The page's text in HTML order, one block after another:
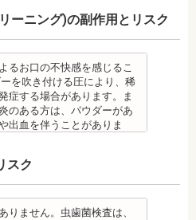
めなくなることがありま
、装置に引っかかるものが
あります。
ります。その際は歯科医師
矯正装置にかなりのストレ
ます。
するため、食べかすが詰ま
）
ると一旦、装置を取り外し
場合もあります。
きる矯正装置や補助装置の
ります。
下がる場合（歯肉退縮）が
っし：上下前歯各4本）、歯
場合、発症する事がありま
が数年かかることがありま
めなくなります。また、ガ
かかるものが食べられなく
のストレスを受ける患者さ
するため、食べかすが詰ま
場合もあります。
のこり、強い倦怠感、吐き
起こる場合がありますの
等、歯科医師の指示のもと
。
目に個人差が大きくあらわ
科医師との見解の相違も起
よくご相談ください。
歯の根が短くなる「歯根吸
きを妨げる癖があった場
など、治療計画よりも治療
ります。
下がる場合（歯肉退縮）が
っし：上下前歯各4本）、歯
第２講座大学院卒業
師
事
学部卒業
にて研修
石が多い人、広範囲に歯石
るのですが、高音が苦手な
あります。
うに固くなって歯と歯の間
隙間などにこびりついたも
近くにある歯に特に着きや
前歯の裏側」や「上の奥歯
ますが、沈着したまま時間
ーニング)の副作用とリスク
るお口の不快感を感じるこ
を吹き付ける圧により、稀
症する場合があります。ま
のある方は、パウダーがあ
出血を伴うことがありま
。
性の着色は落としますが、
できません。歯自体を白く
ニングが有効です。 着色汚
スク
りません。虫歯菌検査は、